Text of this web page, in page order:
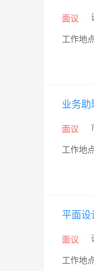
面议
工作地
业务助
面议
工作地
平面设
面议
工作地